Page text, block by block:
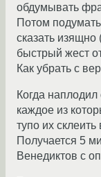
обдумывать
Потом
сказать изящно
быстрый жест
Как убрать с
Когда
каждое из
тупо их
Получается 5
Венедиктов с